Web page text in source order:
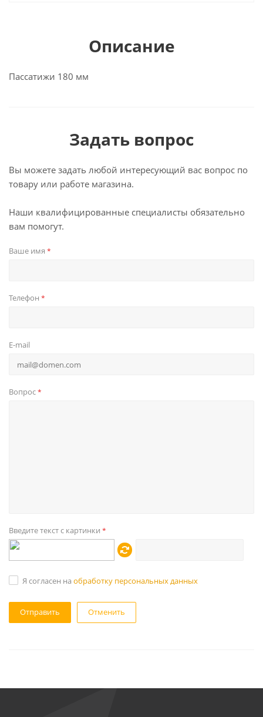
Описание
Пассатижи 180 мм
Задать вопрос
Вы можете задать любой интересующий вас вопрос по
товару или работе магазина.
Наши квалифицированные специалисты обязательно
вам помогут.
Ваше имя *
Телефон *
E-mail
Вопрос*
Введите текст с картинки *
Я согласен на обработку персональных данных
Отменить